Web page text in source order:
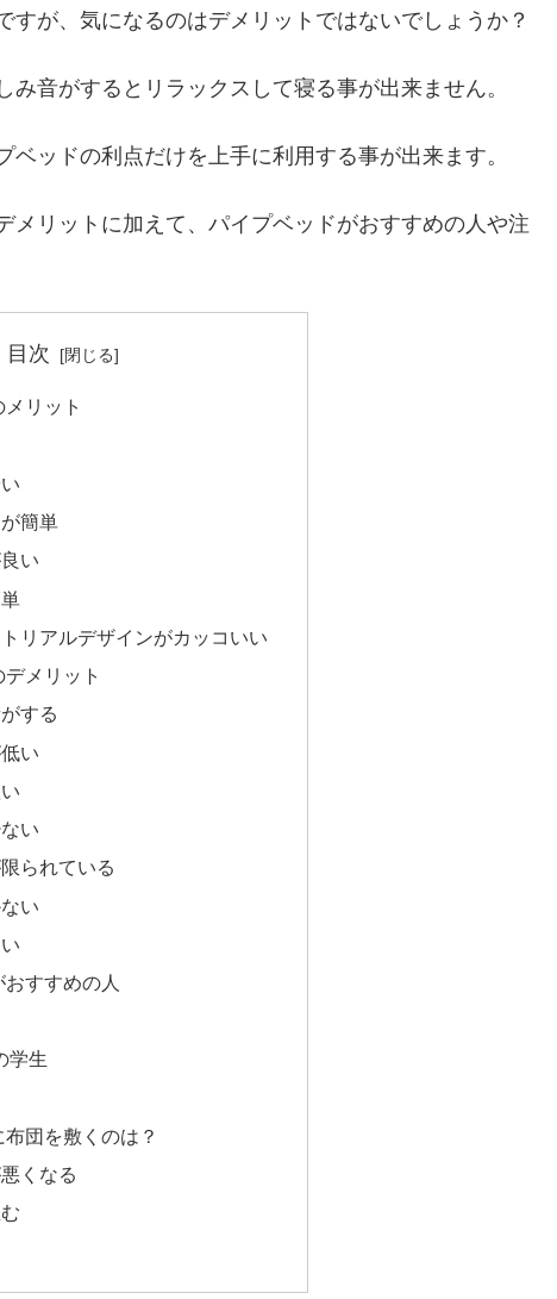
が、気になるのはデメリットではないでしょうか？
音がするとリラックスして寝る事が出来ません。
ッドの利点だけを上手に利用する事が出来ます。
メリットに加えて、パイプベッドがおすすめの人や注
目次
リット
簡単
い
リアルデザインがカッコいい
メリット
する
い
い
られている
い
すすめの人
学生
団を敷くのは？
くなる